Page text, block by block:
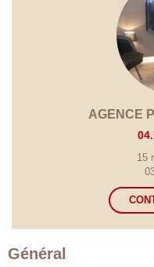
AGENCE
15
Général